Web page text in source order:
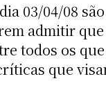
03/04/08
admitir
todos os
que